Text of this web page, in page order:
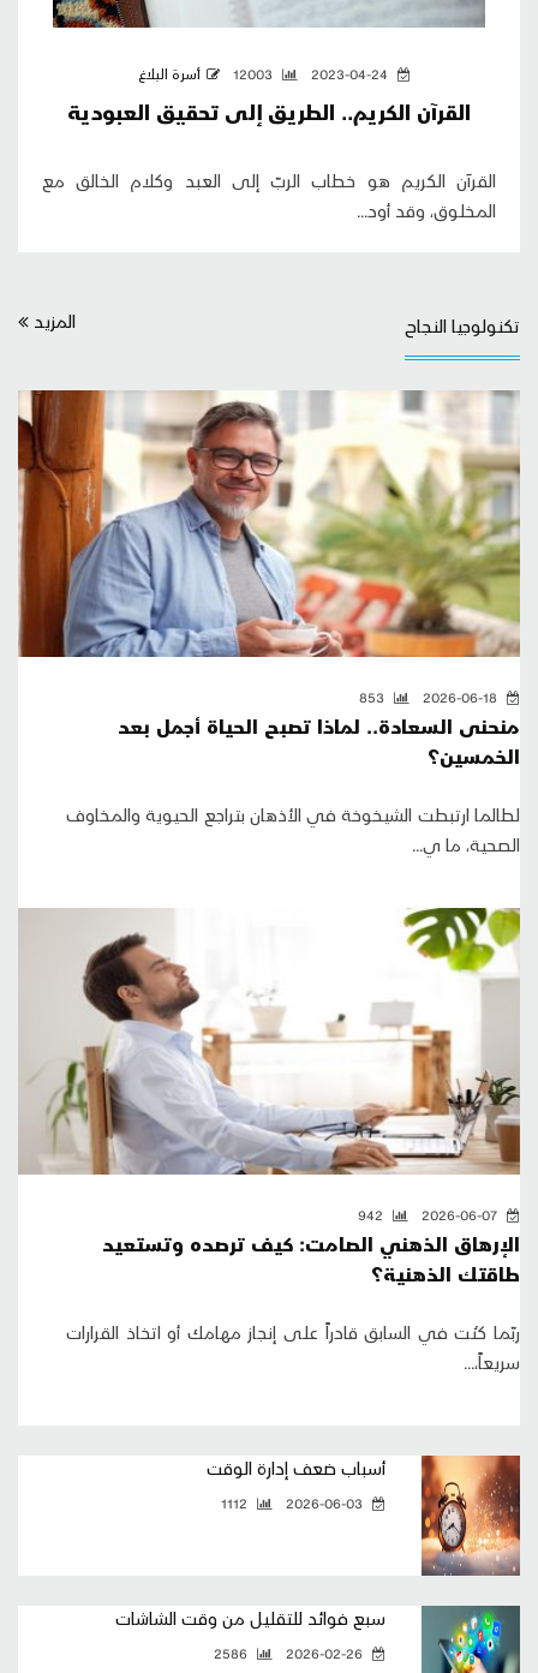
أسرة البلاغ
القرآن الكريم.. الطريق إلى تحقيق العبودية
القرآن الكريم هو خطاب الربّ إلى العبد وكلام الخالق مع
المخلوق، وقد أود...
المزيد تكنولوجيا النجاح
منحنى السعادة.. لماذا تصبح الحياة أجمل بعد
الخمسين؟
لطالما ارتبطت الشيخوخة في الأذهان بتراجع الحيوية والمخاوف
الصحية، ما ي...
الإرهاق الذهني الصامت: كيف ترصده وتستعيد
طاقتك الذهنية؟
ربّما كُنت في السابق قادراً على إنجاز مهامك أو اتخاذ القرارات
سريعاً،...
أسباب ضعف إدارة الوقت
سبع فوائد للتقليل من وقت الشاشات